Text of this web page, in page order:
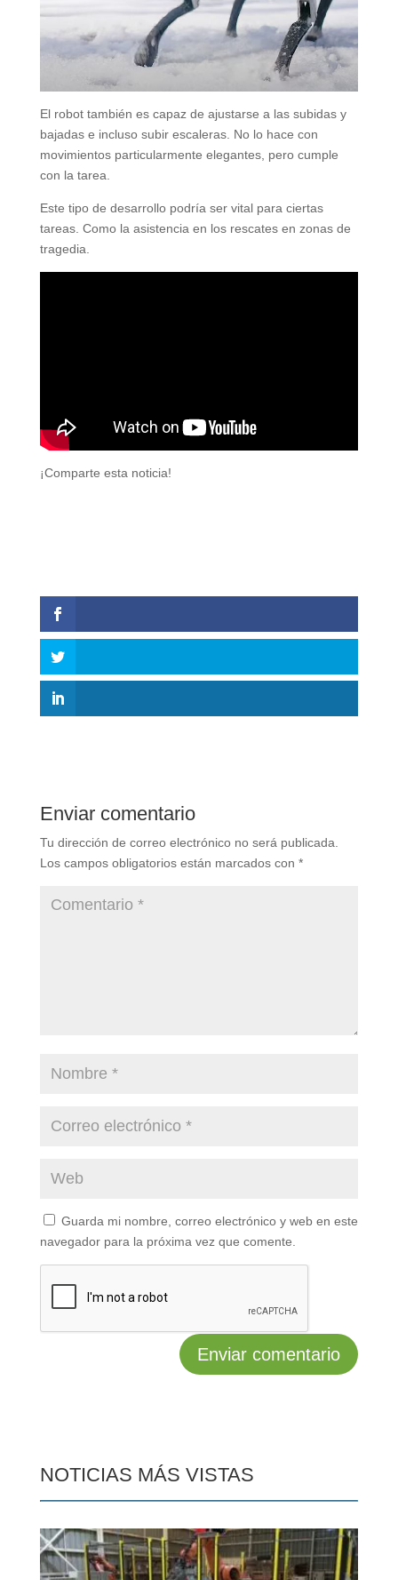
El robot también es capaz de ajustarse a las subidas y
bajadas e incluso subir escaleras. No lo hace con
movimientos particularmente elegantes, pero cumple
con la tarea.
Este tipo de desarrollo podría ser vital para ciertas
tareas. Como la asistencia en los rescates en zonas de
tragedia.
¡Comparte esta noticia!
Enviar comentario
Tu dirección de correo electrónico no será publicada.
Los campos obligatorios están marcados con *
Guarda mi nombre, correo electrónico y web en este
navegador para la próxima vez que comente.
NOTICIAS MÁS VISTAS